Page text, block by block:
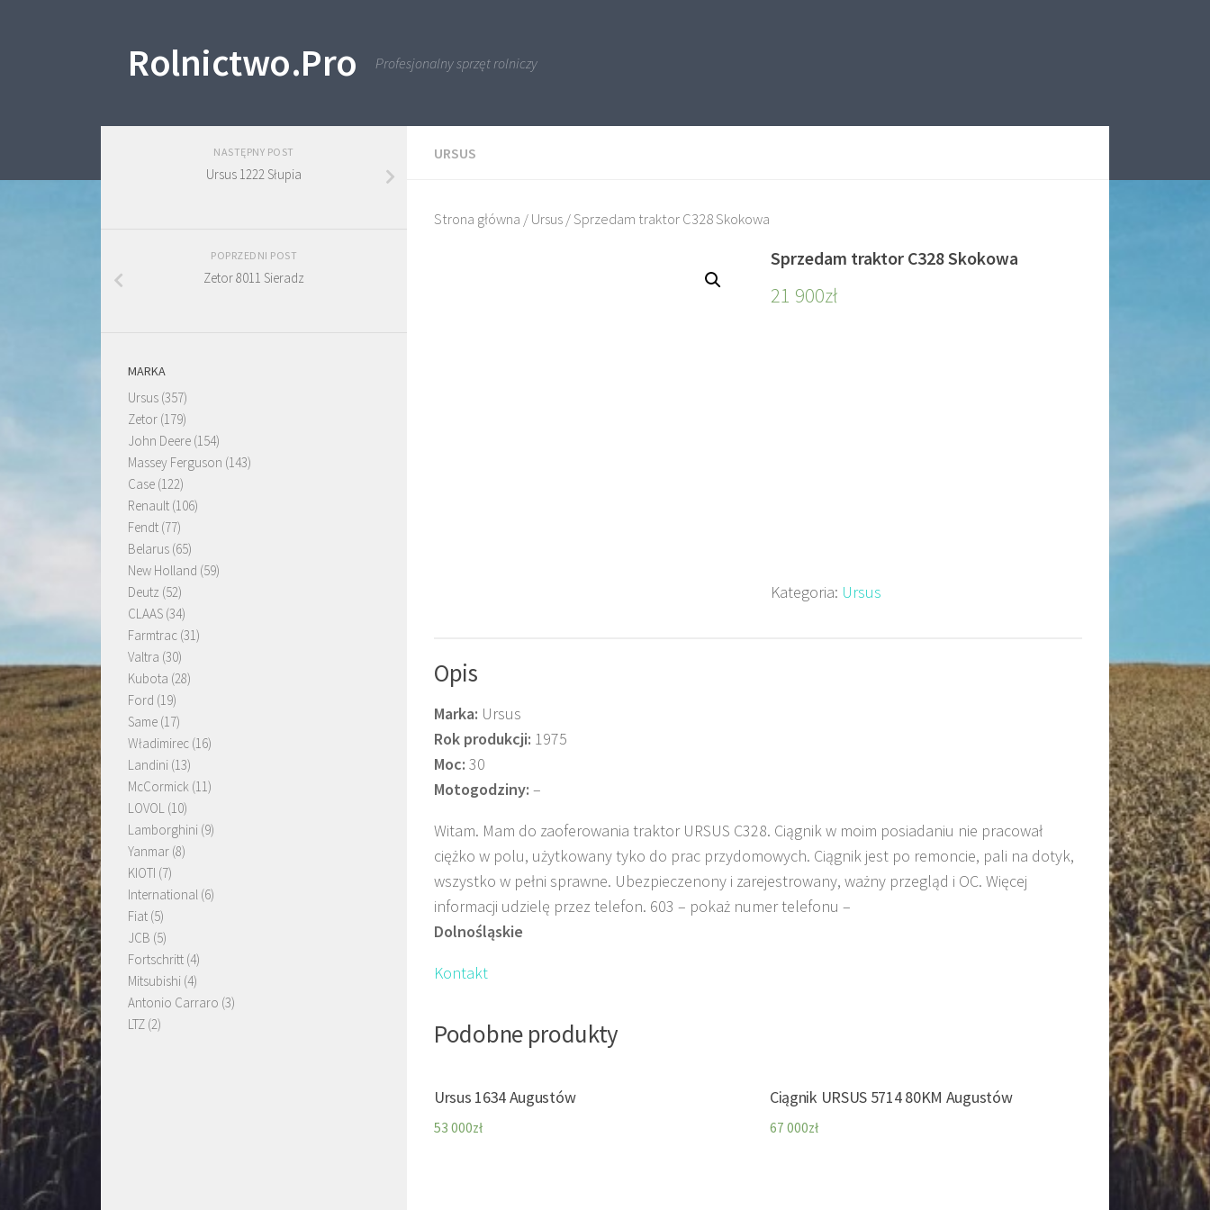
Rolnictwo.Pro Profesjonalny sprzęt rolniczy
URSUS
Strona główna /Ursus/ Sprzedam traktor C328 Skokowa
Sprzedam traktor C328 Skokowa
21 900zł
Kategoria: Ursus
Opis
Marka: Ursus
Rok produkcji: 1975
Moc: 30
Motogodziny: –
Witam. Mam do zaoferowania traktor URSUS C328. Ciągnik w moim posiadaniu nie pracował
ciężko w polu, użytkowany tyko do prac przydomowych. Ciągnik jest po remoncie, pali na dotyk,
wszystko w pełni sprawne. Ubezpieczenony i zarejestrowany, ważny przegląd i OC. Więcej
informacji udzielę przez telefon. 603 – pokaż numer telefonu –
Dolnośląskie
Kontakt
Podobne produkty
Ursus 1634 Augustów
53 000zł
Ciągnik URSUS 5714 80KM Augustów
67 000zł
NASTĘPNY POST
Ursus 1222 Słupia
POPRZEDNI POST
Zetor 8011 Sieradz
MARKA
Ursus (357)
Zetor (179)
John Deere (154)
Massey Ferguson (143)
Case (122)
Renault (106)
Fendt (77)
Belarus (65)
New Holland (59)
Deutz (52)
CLAAS (34)
Farmtrac (31)
Valtra (30)
Kubota (28)
Ford (19)
Same (17)
Władimirec (16)
Landini (13)
McCormick (11)
LOVOL (10)
Lamborghini (9)
Yanmar (8)
KIOTI (7)
International (6)
Fiat (5)
JCB (5)
Fortschritt (4)
Mitsubishi (4)
Antonio Carraro (3)
LTZ (2)